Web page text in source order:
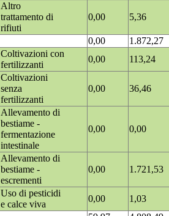
Altro
trattamento di
rifiuti
0,00 5,36
0,00
1.872,27
Coltivazioni con
fertilizzanti
0,00
113,24
Coltivazioni
senza
fertilizzanti
0,00 36,46
Allevamento di
bestiame -
fermentazione
intestinale
0,00 0,00
Allevamento di
bestiame -
escrementi
0,00 1.721,53
Uso di pesticidi
e calce viva
0,00
1,03